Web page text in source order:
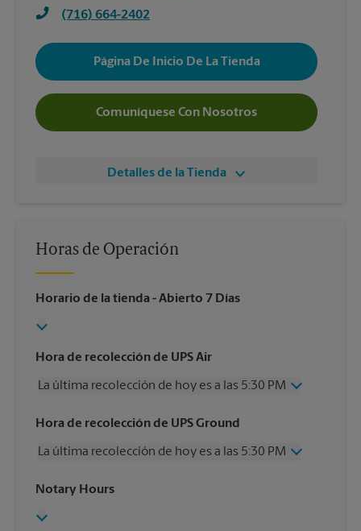
(716) 664-2402
Página De Inicio De La Tienda
Comuníquese Con Nosotros
Detalles de la Tienda
Horas de Operación
Horario de la tienda - Abierto 7 Días
Hora de recolección de UPS Air
La última recolección de hoy es a las 5:30 PM
Miércoles
5:30 PM
Viernes
5:30 PM
Domingo
Hora de recolección de UPS Ground
La última recolección de hoy es a las 5:30 PM
Miércoles
Viernes
Notary Hours